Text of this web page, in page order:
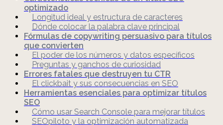
optimizado
Longitud ideal y estructura de caracteres
Dónde colocar la palabra clave principal
Fórmulas de copywriting persuasivo para títulos
que convierten
El poder de los números y datos específicos
Preguntas y ganchos de curiosidad
Errores fatales que destruyen tu CTR
El clickbait y sus consecuencias en SEO
Herramientas esenciales para optimizar títulos
SEO
Cómo usar Search Console para mejorar títulos
SEOpiloto y la optimización automatizada